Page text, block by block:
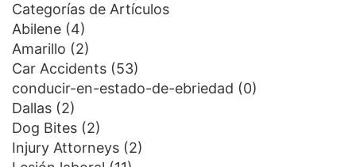
Categorías de Artículos
Abilene (4)
Amarillo (2)
Car Accidents (53)
conducir-en-estado-de-ebriedad (0)
Dallas (2)
Dog Bites (2)
Injury Attorneys (2)